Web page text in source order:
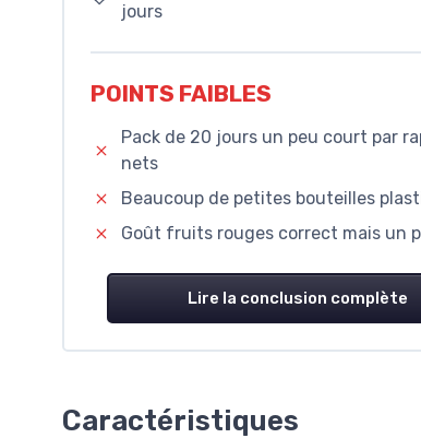
jours
POINTS FAIBLES
Pack de 20 jours un peu court par
nets
Beaucoup de petites bouteilles
Goût fruits rouges correct mais un
Lire la conclusion complète
Caractéristiques